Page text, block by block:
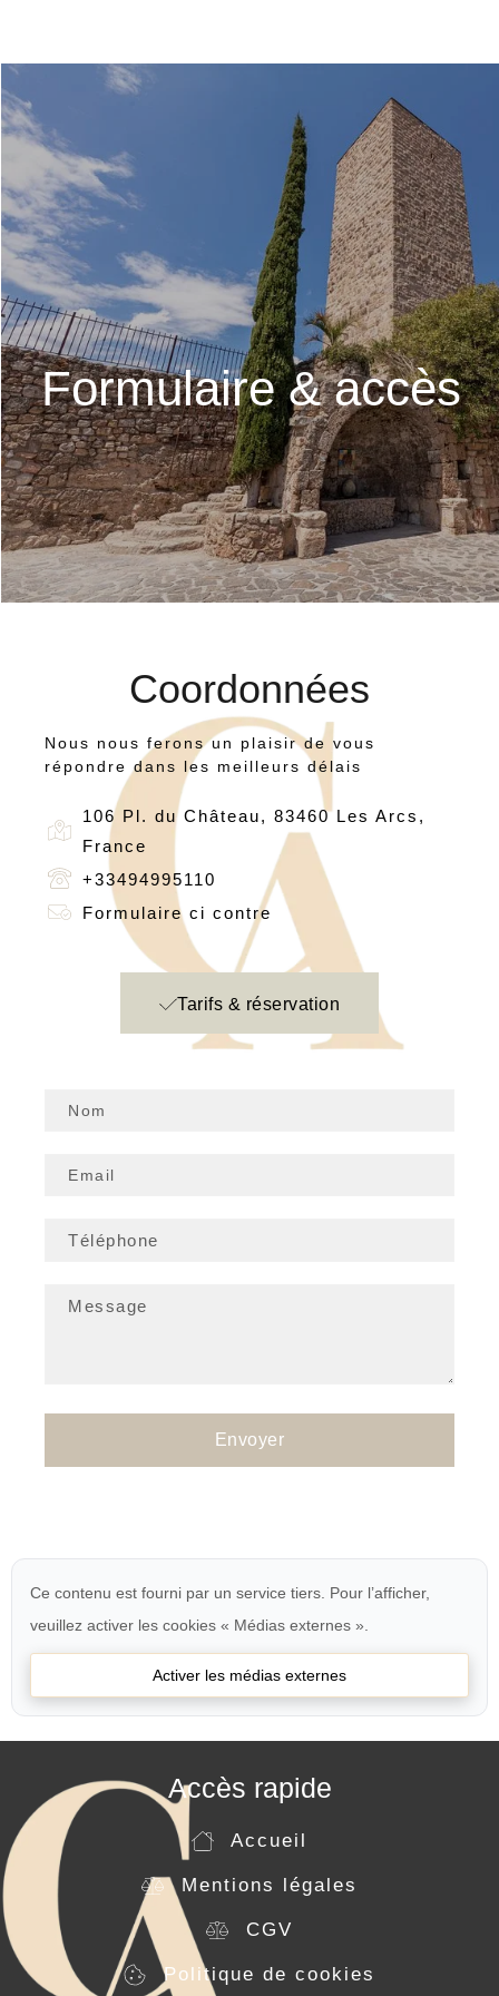
Formulaire & accès
Coordonnées
Nous nous ferons un plaisir de vous
répondre dans les meilleurs délais
106 Pl. du Château, 83460 Les Arcs,
France
+33494995110
Formulaire ci contre
Tarifs & réservation
Ce contenu est fourni par un service tiers. Pour l’afficher,
veuillez activer les cookies « Médias externes ».
Activer les médias externes
Accès rapide
Accueil
Mentions légales
CGV
Politique de cookies